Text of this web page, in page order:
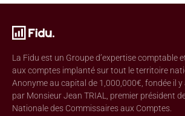
La Fidu est un Groupe d’expertise comptable
aux comptes implanté sur tout le territoire
Anonyme au capital de 1,000,000€, fondée il y
par Monsieur Jean TRIAL, premier président
Nationale des Commissaires aux Comptes.